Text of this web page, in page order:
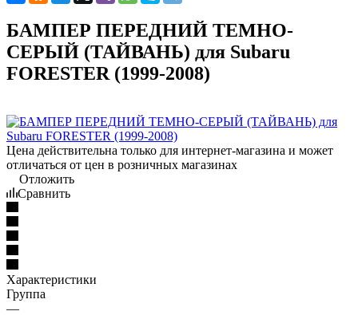
БАМПЕР ПЕРЕДНИЙ ТЕМНО-
СЕРЫЙ (ТАЙВАНЬ) для Subaru
FORESTER (1999-2008)
Цена действительна только для интернет-магазина и может
отличаться от цен в розничных магазинах
Отложить
Сравнить
Характеристики
Группа
—